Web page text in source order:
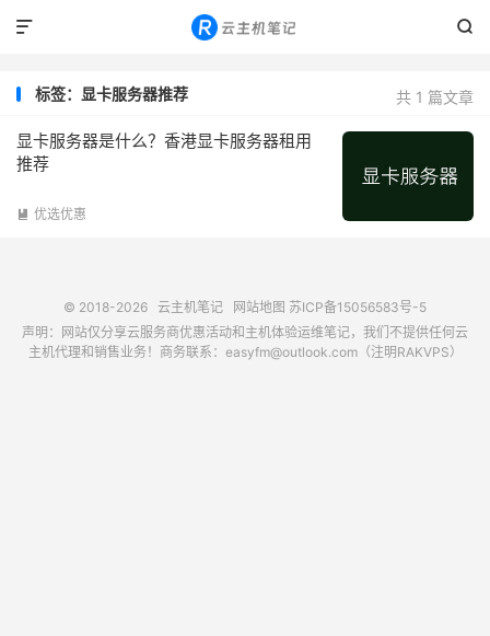


共 1 篇文章
标签：显卡服务器推荐
显卡服务器是什么？香港显卡服务器租用
推荐
 优选优惠
© 2018-2026 云主机笔记 网站地图 苏ICP备15056583号-5
声明：网站仅分享云服务商优惠活动和主机体验运维笔记，我们不提供任何云
主机代理和销售业务！商务联系：easyfm@outlook.com（注明RAKVPS）